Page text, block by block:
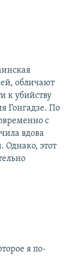
обличают
к убийству
Гонгадзе. По
с
вдова
Однако, этот
я по-